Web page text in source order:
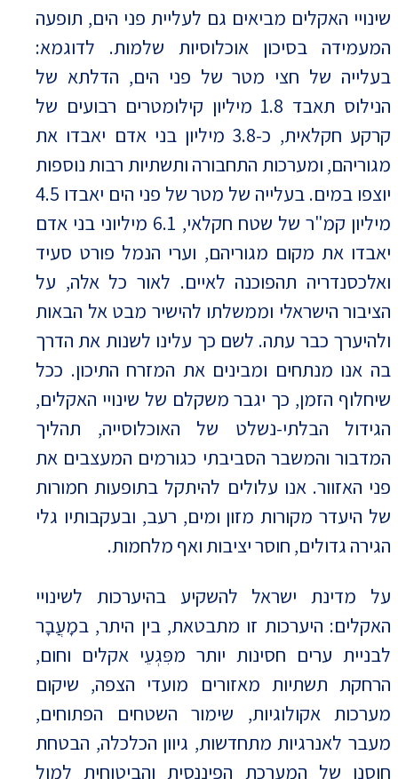
שינויי האקלים מביאים גם לעליית פני הים, תופעה
המעמידה בסיכון אוכלוסיות שלמות. לדוגמא:
בעלייה של חצי מטר של פני הים, הדלתא של
הנילוס תאבד 1.8 מיליון קילומטרים רבועים של
קרקע חקלאית, כ-3.8 מיליון בני אדם יאבדו את
מגוריהם, ומערכות התחבורה ותשתיות רבות נוספות
יוצפו במים. בעלייה של מטר של פני הים יאבדו 4.5
מיליון קמ"ר של שטח חקלאי, 6.1 מיליוני בני אדם
יאבדו את מקום מגוריהם, וערי הנמל פורט סעיד
ואלכסנדריה תהפוכנה לאיים. לאור כל אלה, על
הציבור הישראלי וממשלתו להישיר מבט אל הבאות
ולהיערך כבר עתה. לשם כך עלינו לשנות את הדרך
בה אנו מנתחים ומבינים את המזרח התיכון. ככל
שיחלוף הזמן, כך יגבר משקלם של שינויי האקלים,
הגידול הבלתי-נשלט של האוכלוסייה, תהליך
המדבור והמשבר הסביבתי כגורמים המעצבים את
פני האזוור. אנו עלולים להיתקל בתופעות חמורות
של היעדר מקורות מזון ומים, רעב, ובעקבותיו גלי
הגירה גדולים, חוסר יציבות ואף מלחמות.
על מדינת ישראל להשקיע בהיערכות לשינויי
האקלים: היערכות זו מתבטאת, בין היתר, במָעֲבָר
לבניית ערים חסינות יותר מפִּגְעֵי אקלים וחום,
הרחקת תשתיות מאזורים מועדי הצפה, שיקום
מערכות אקולוגיות, שימור השטחים הפתוחים,
מעבר לאנרגיות מתחדשות, גיוון הכלכלה, הבטחת
חוסנן של המערכת הפיננסית והביטוחית למול